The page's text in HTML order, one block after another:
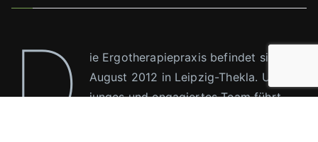
D
ie Ergotherapiepraxis befindet sich seit
August 2012 in Leipzig-Thekla. Unser
junges und engagiertes Team führt